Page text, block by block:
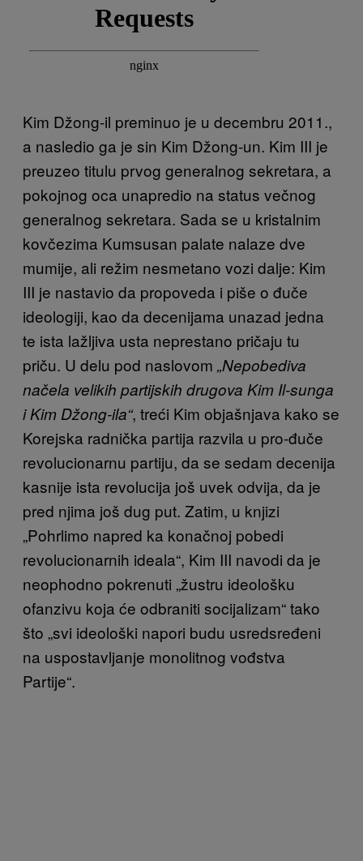
Kim Džong-il preminuo je u decembru 2011.,
a nasledio ga je sin Kim Džong-un. Kim III je
preuzeo titulu prvog generalnog sekretara, a
pokojnog oca unapredio na status večnog
generalnog sekretara. Sada se u kristalnim
kovčezima Kumsusan palate nalaze dve
mumije, ali režim nesmetano vozi dalje: Kim
III je nastavio da propoveda i piše o đuče
ideologiji, kao da decenijama unazad jedna
te ista lažljiva usta neprestano pričaju tu
priču. U delu pod naslovom „Nepobediva
načela velikih partijskih drugova Kim Il-sunga
i Kim Džong-ila“, treći Kim objašnjava kako se
Korejska radnička partija razvila u pro-đuče
revolucionarnu partiju, da se sedam decenija
kasnije ista revolucija još uvek odvija, da je
pred njima još dug put. Zatim, u knjizi
„Pohrlimo napred ka konačnoj pobedi
revolucionarnih ideala“, Kim III navodi da je
neophodno pokrenuti „žustru ideološku
ofanzivu koja će odbraniti socijalizam“ tako
što „svi ideološki napori budu usredsređeni
na uspostavljanje monolitnog vođstva
Partije“.